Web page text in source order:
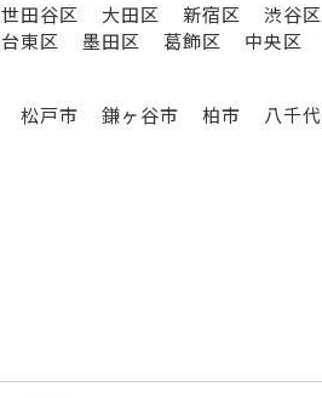
世田谷区 大田区 新宿区 渋谷区
台東区 墨田区 葛飾区 中央区
松戸市 鎌ヶ谷市 柏市 八千